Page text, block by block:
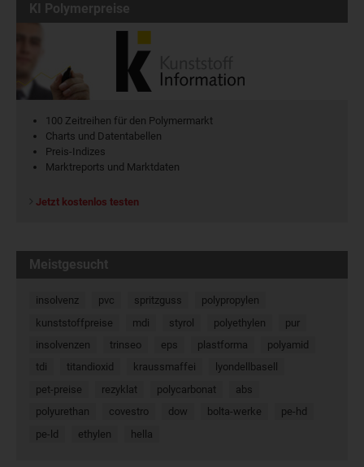
KI Polymerpreise
100 Zeitreihen für den Polymermarkt
Charts und Datentabellen
Preis-Indizes
Marktreports und Marktdaten
Jetzt kostenlos testen
Meistgesucht
insolvenz pvc spritzguss
polypropylen
kunststoffpreise
mdi styrol polyethylen
pur
insolvenzen
trinseo eps plastforma
polyamid
tdi
titandioxid kraussmaffei
lyondellbasell
pet-preise
rezyklat polycarbonat
abs
polyurethan
covestro dow bolta-werke
pe-hd
pe-ld
ethylen hella